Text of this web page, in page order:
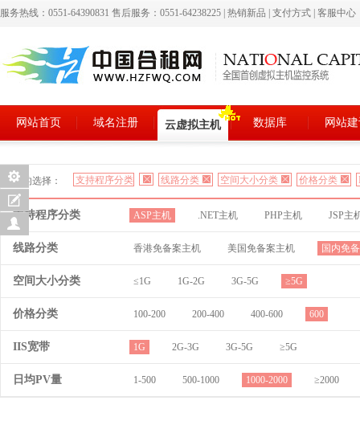
服务热线：0551-64390831 售后服务：0551-64238225 热销新品 支付方式 客服中心
网站首页 域名注册 云虚拟主机 数据库 网站
您的选择： 支持程序分类 线路分类 空间大小分类 价格分类
支持程序分类 ASP主机 .NET主机 PHP主机 JSP主
线路分类 香港免备案主机 美国免备案主机 国内免
空间大小分类 ≤1G 1G-2G 3G-5G ≥5G
价格分类 100-200 200-400 400-600 600
IIS宽带 1G 2G-3G 3G-5G ≥5G
日均PV量 1-500 500-1000 1000-2000 ≥2000